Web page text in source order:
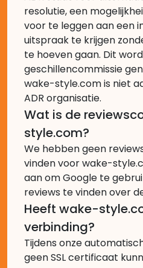
resolutie, een
voor te leggen aan een
uitspraak te krijgen
te hoeven gaan. Dit
geschillencommissie
wake-style.com is niet
ADR organisatie.
Wat is de
style.com?
We hebben geen
vinden voor wake-
aan om Google te
reviews te vinden over
Heeft wake-
verbinding?
Tijdens onze
geen SSL certificaat